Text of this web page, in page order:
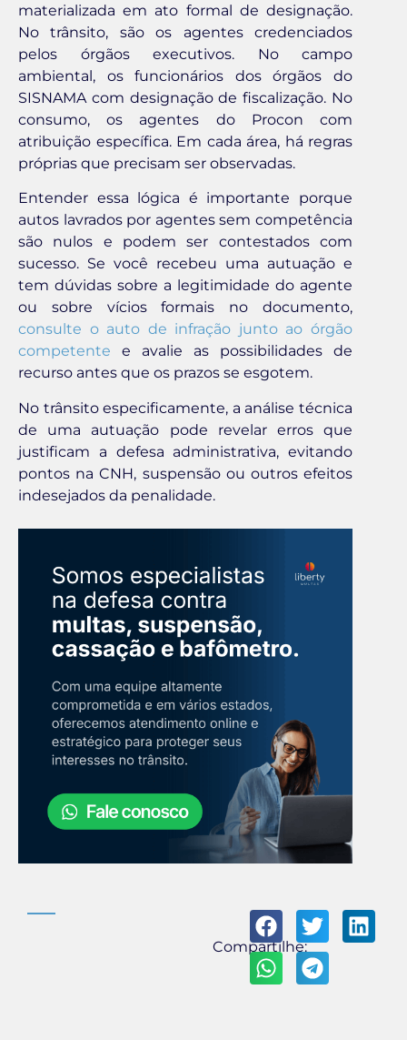
materializada em ato formal de designação.
No trânsito, são os agentes credenciados
pelos órgãos executivos. No campo
ambiental, os funcionários dos órgãos do
SISNAMA com designação de fiscalização. No
consumo, os agentes do Procon com
atribuição específica. Em cada área, há regras
próprias que precisam ser observadas.
Entender essa lógica é importante porque
autos lavrados por agentes sem competência
são nulos e podem ser contestados com
sucesso. Se você recebeu uma autuação e
tem dúvidas sobre a legitimidade do agente
ou sobre vícios formais no documento,
consulte o auto de infração junto ao órgão
competente e avalie as possibilidades de
recurso antes que os prazos se esgotem.
No trânsito especificamente, a análise técnica
de uma autuação pode revelar erros que
justificam a defesa administrativa, evitando
pontos na CNH, suspensão ou outros efeitos
indesejados da penalidade.
Compartilhe: